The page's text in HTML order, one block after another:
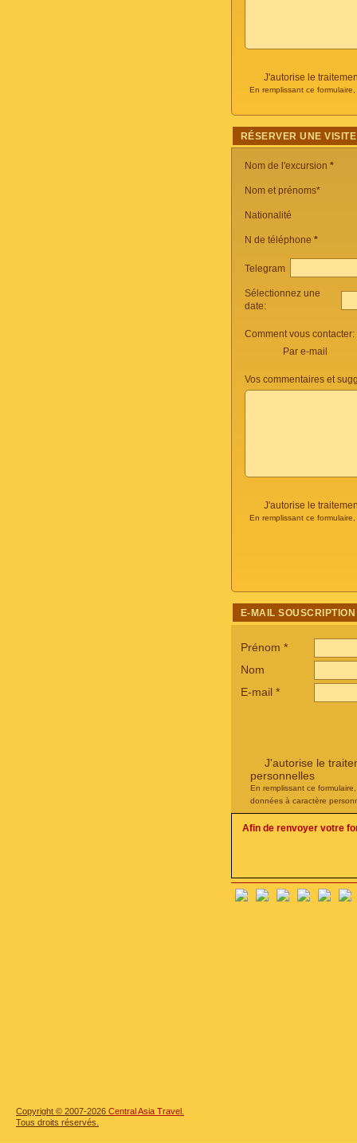
J'autorise le
En remplissant ce
RÉSERVER UNE
Nom de l'excursion *
Nom et prénoms*
Nationalité
N de téléphone *
Telegram
Sélectionnez une
date:
Comment vous contacter:
Par e-mail
Vos commentaires et
J'autorise le
En remplissant ce
E-MAIL SOUSCRIPTION
Prénom *
Nom
E-mail *
J'autorise le
personnelles
En remplissant ce
données à caractère
Afin de renvoyer votre
Copyright © 2007-2026 Central Asia Travel.
Tous droits réservés.